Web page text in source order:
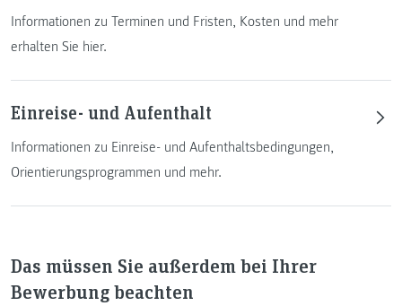
Informationen zu Terminen und Fristen, Kosten und mehr
erhalten Sie hier.
Einreise- und Aufenthalt
Informationen zu Einreise- und Aufenthaltsbedingungen,
Orientierungsprogrammen und mehr.
Das müssen Sie außerdem bei Ihrer
Bewerbung beachten